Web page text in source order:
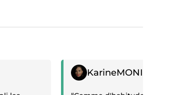
Témoignage positif
KarineMONIEZ